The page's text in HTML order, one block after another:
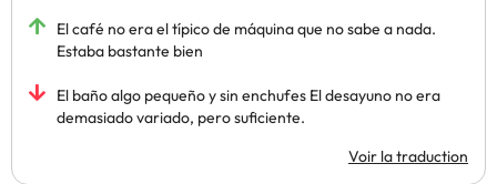
El café no era el típico de máquina que no sabe a nada.
Estaba bastante bien
El baño algo pequeño y sin enchufes El desayuno no era
demasiado variado, pero suficiente.
Voir la traduction